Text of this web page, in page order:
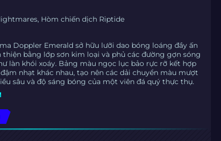
Hòm chiến dịch Riptide
Doppler Emerald sở hữu lưỡi dao bóng loáng đầy ấn
thiện bằng lớp sơn kim loại và phủ các đường gợn sóng
làn khói xoáy. Bảng màu ngọc lục bảo rực rỡ kết hợp
nhạt khác nhau, tạo nên các dải chuyển màu mượt
sâu và độ sáng bóng của một viên đá quý thực thụ.